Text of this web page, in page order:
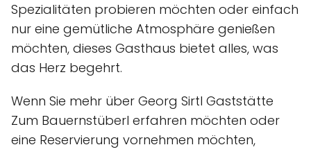
Spezialitäten probieren möchten oder einfach
nur eine gemütliche Atmosphäre genießen
möchten, dieses Gasthaus bietet alles, was
das Herz begehrt.
Wenn Sie mehr über Georg Sirtl Gaststätte
Zum Bauernstüberl erfahren möchten oder
eine Reservierung vornehmen möchten,